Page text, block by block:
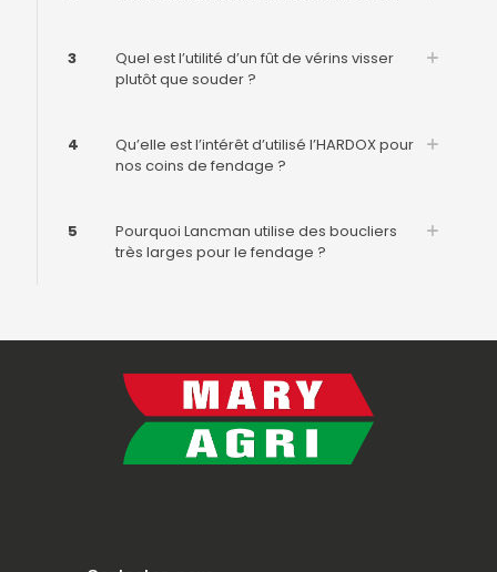
3
Quel est l’utilité d’un fût de vérins visser
plutôt que souder ?
4
Qu’elle est l’intérêt d’utilisé l’HARDOX pour
nos coins de fendage ?
5
Pourquoi Lancman utilise des boucliers
très larges pour le fendage ?